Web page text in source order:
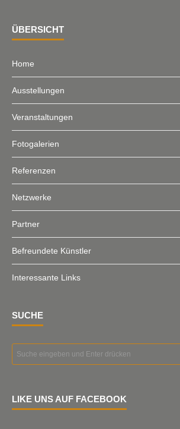
ÜBERSICHT
Home
Ausstellungen
Veranstaltungen
Fotogalerien
Referenzen
Netzwerke
Partner
Befreundete Künstler
Interessante Links
SUCHE
LIKE UNS AUF FACEBOOK